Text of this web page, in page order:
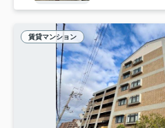
賃貸マンション